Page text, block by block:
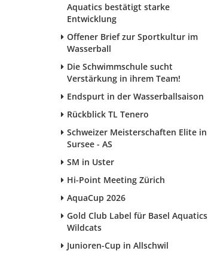
Aquatics bestätigt starke
Entwicklung
Offener Brief zur Sportkultur im
Wasserball
Die Schwimmschule sucht
Verstärkung in ihrem Team!
Endspurt in der Wasserballsaison
Rückblick TL Tenero
Schweizer Meisterschaften Elite in
Sursee - AS
SM in Uster
Hi-Point Meeting Zürich
AquaCup 2026
Gold Club Label für Basel Aquatics
Wildcats
Junioren-Cup in Allschwil